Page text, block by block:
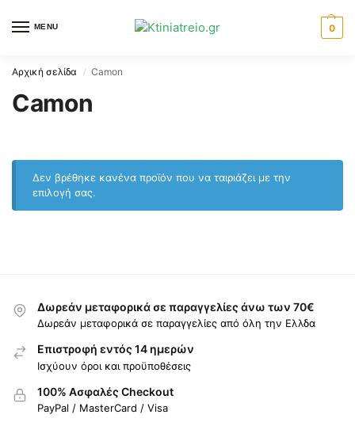
MENU 0
Αρχική σελίδα / Camon
Camon
Δεν βρέθηκε κανένα προϊόν που να ταιριάζει με την
επιλογή σας.
Δωρεάν μεταφορικά σε παραγγελίες άνω των 70€
Δωρεάν μεταφορικά σε παραγγελίες από όλη την Ελλδα
Επιστροφή εντός 14 ημερών
Ισχύουν όροι και προϋποθέσεις
100% Ασφαλές Checkout
PayPal / MasterCard / Visa